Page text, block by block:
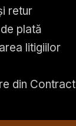
retur
plată
litigiilor
din Contract